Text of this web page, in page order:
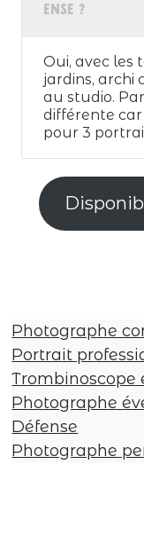
ense ?
Oui, avec les
jardins, archi
au studio.
différente car
pour 3
Photographe
Portrait
Trombinoscope
Photographe
Défense
Photographe